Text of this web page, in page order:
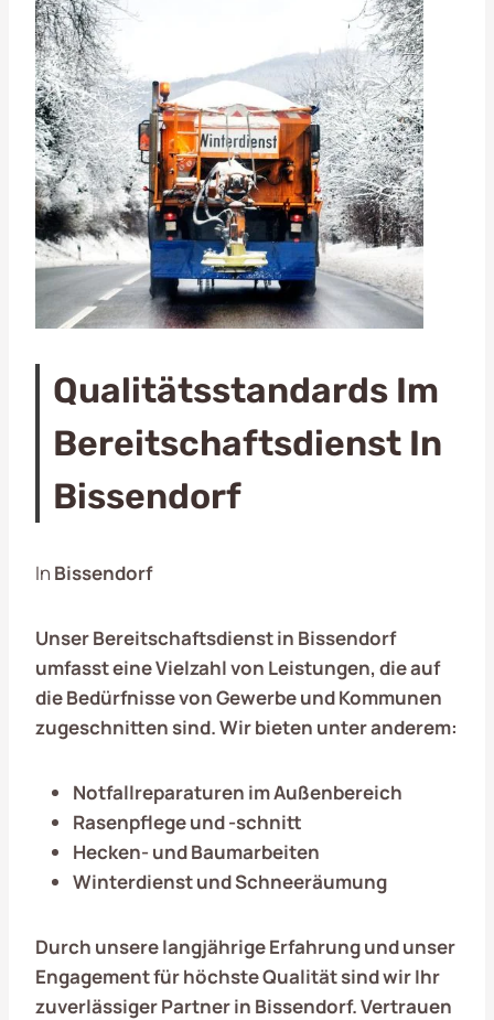
Qualitätsstandards Im
Bereitschaftsdienst In
Bissendorf
In Bissendorf
Unser Bereitschaftsdienst in Bissendorf
umfasst eine Vielzahl von Leistungen, die auf
die Bedürfnisse von Gewerbe und Kommunen
zugeschnitten sind. Wir bieten unter anderem:
Notfallreparaturen im Außenbereich
Rasenpflege und -schnitt
Hecken- und Baumarbeiten
Winterdienst und Schneeräumung
Durch unsere langjährige Erfahrung und unser
Engagement für höchste Qualität sind wir Ihr
zuverlässiger Partner in Bissendorf. Vertrauen